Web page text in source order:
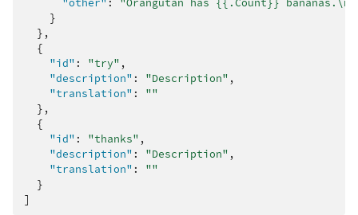
}
},
{
"id" : "try" ,
"description" : "Description" ,
"translation" :
""
},
{
"id" : "thanks" ,
"description" : "Description" ,
"translation" :
""
}
]